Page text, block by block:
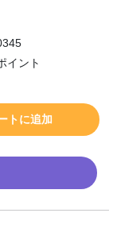
イント
トに追加